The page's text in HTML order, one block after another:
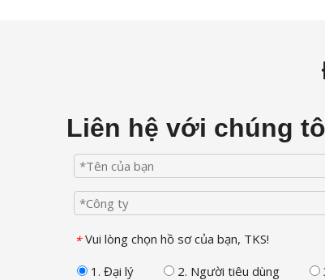
Liên hệ với chúng
* Vui lòng chọn hồ sơ của bạn, TKS!
1. Đại lý
2. Người tiêu dùng